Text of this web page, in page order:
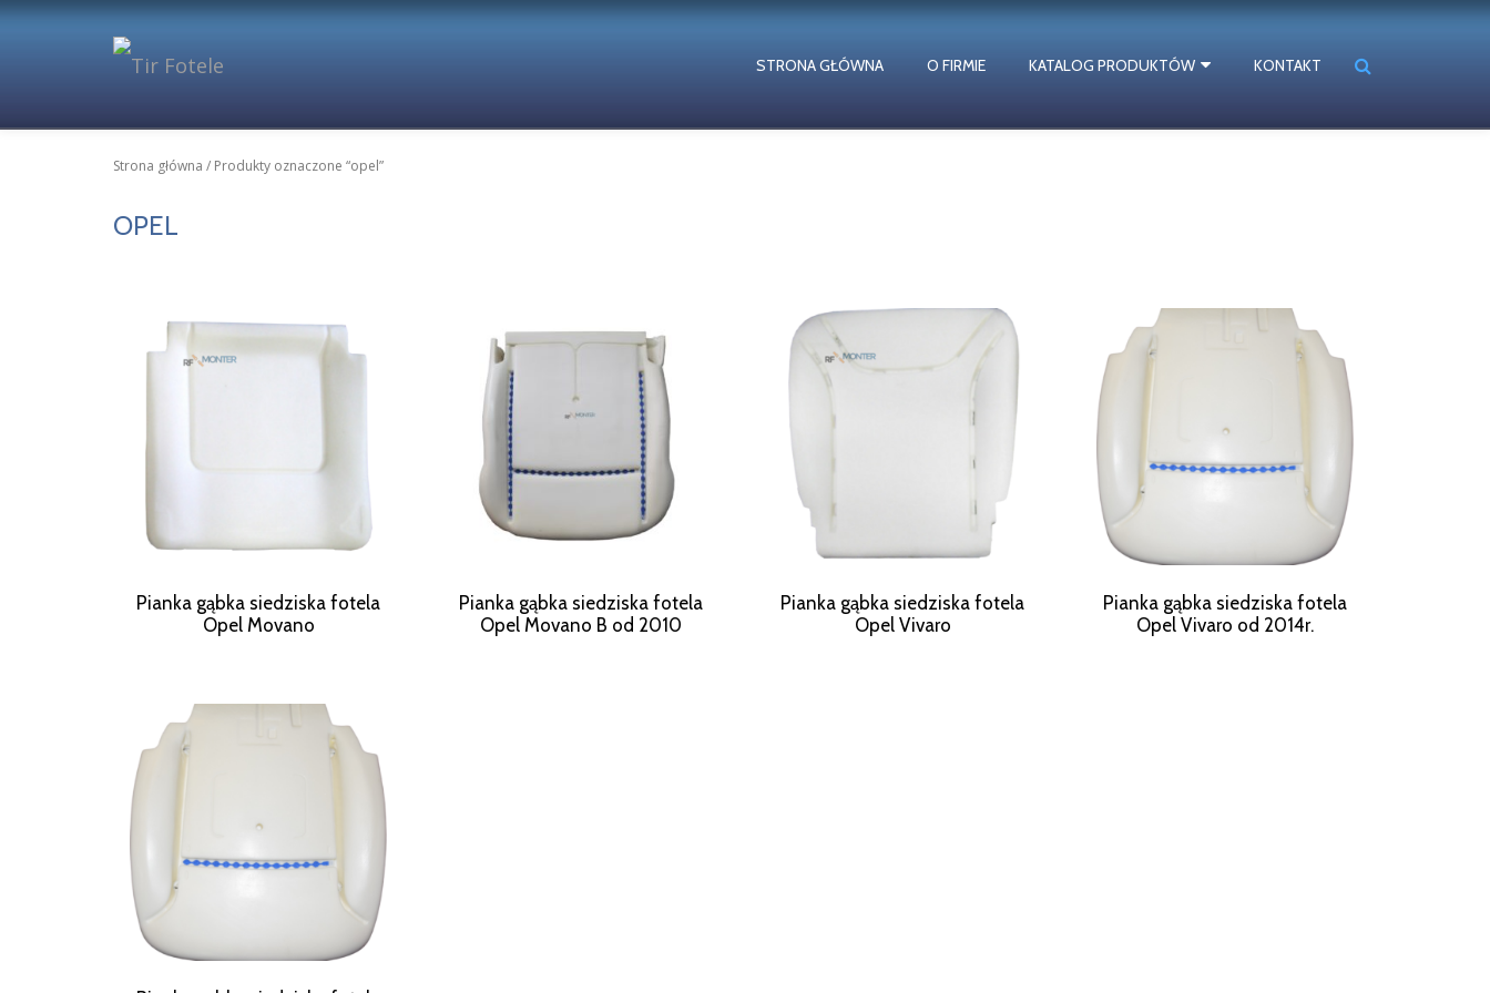
STRONA GŁÓWNA O FIRMIE KATALOG PRODUKTÓW KONTAKT
Strona główna / Produkty oznaczone “opel”
OPEL
Pianka gąbka siedziska fotela
Opel Movano
Pianka gąbka siedziska fotela
Opel Movano B od 2010
Pianka gąbka siedziska fotela
Opel Vivaro
Pianka gąbka siedziska fotela
Opel Vivaro od 2014r.